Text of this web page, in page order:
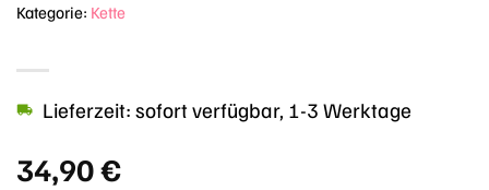
34,90€
Lieferzeit: sofort verfügbar, 1-3 Werktage
Kategorie: Kette